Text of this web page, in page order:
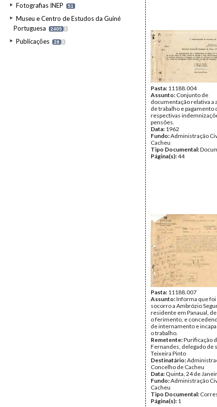
Fotografias INEP 51
Museu e Centro de Estudos da Guiné
Portuguesa
2405 I
Publicações 28 I
Pasta: 11188.004
Assunto: Conjunto de
documentação relativa a
de trabalho e pagamento
respectivas
pensões.
Data: 1962
Fundo:Administração
Cacheu
Tipo Documental:
Página(s):44
Pasta: 11188.007
Assunto:Informa que
socorro a Ambrózio
residente em Panaual,
o ferimento, e
de internamento e
o trabalho.
Remetente:Purificação
Fernandes, delegado de
Teixeira Pinto
Destinatário:
Concelho de Cacheu
Data: Quinta, 24 de
Fundo:Administração
Cacheu
Tipo Documental:
Página(s): 1